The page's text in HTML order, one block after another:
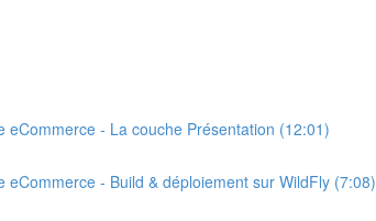
- La couche Présentation (12:01)
- Build & déploiement sur WildFly (7:08)